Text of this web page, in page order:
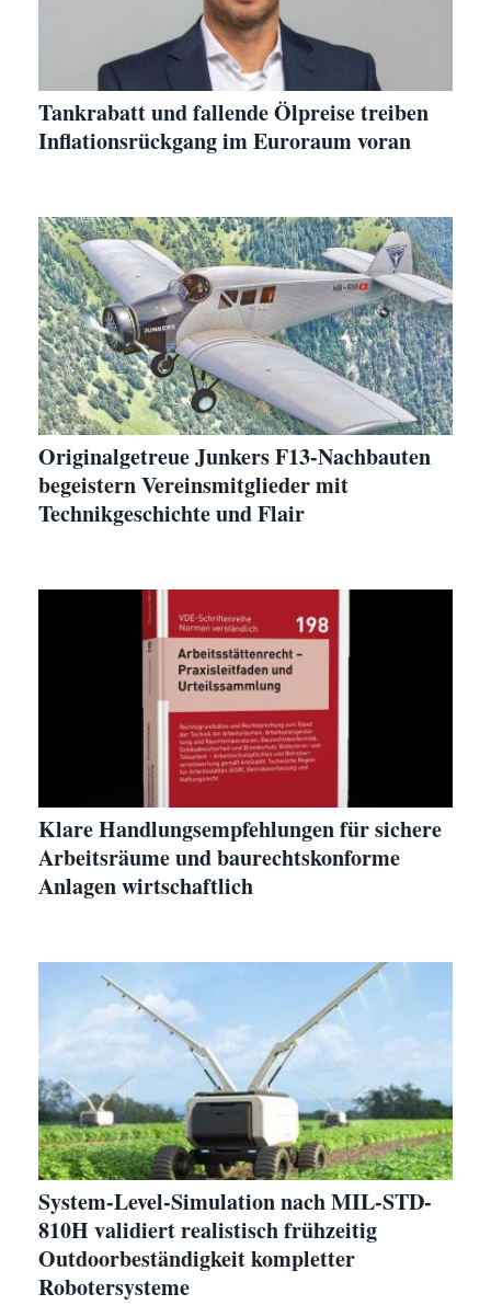
Tankrabatt und fallende Ölpreise treiben
Inflationsrückgang im Euroraum voran
Originalgetreue Junkers F13-Nachbauten
begeistern Vereinsmitglieder mit
Technikgeschichte und Flair
Klare Handlungsempfehlungen für sichere
Arbeitsräume und baurechtskonforme
Anlagen wirtschaftlich
System-Level-Simulation nach MIL-STD-
810H validiert realistisch frühzeitig
Outdoorbeständigkeit kompletter
Robotersysteme